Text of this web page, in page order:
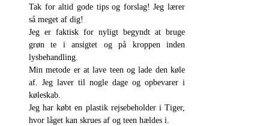
Tak for altid gode tips og forslag! Jeg lærer
så meget af dig!
Jeg er faktisk for nyligt begyndt at bruge
grøn te i ansigtet og på kroppen inden
lysbehandling.
Min metode er at lave teen og lade den køle
af. Jeg laver til nogle dage og opbevarer i
køleskab.
Jeg har købt en plastik rejsebeholder i Tiger,
hvor låget kan skrues af og teen hældes i.